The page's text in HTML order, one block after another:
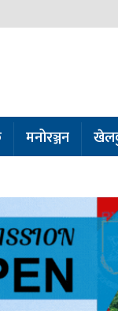
मनोरञ्जन